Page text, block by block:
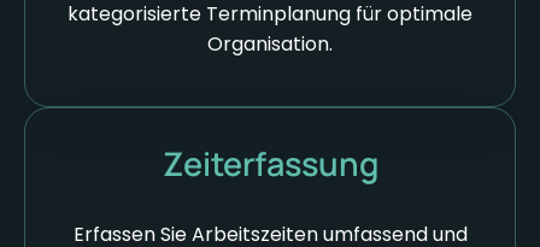
kategorisierte Terminplanung für optimale
Organisation.
Zeiterfassung
Erfassen Sie Arbeitszeiten umfassend und